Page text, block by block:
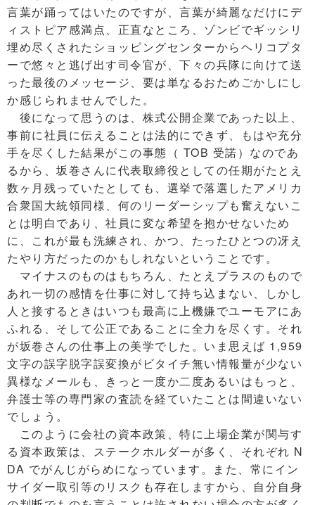
言葉が踊ってはいたのですが、言葉が綺麗なだけにデ
ィストピア感満点、正直なところ、ゾンビでギッシリ
埋め尽くされたショッピングセンターからヘリコプタ
ーで悠々と逃げ出す司令官が、下々の兵隊に向けて送
った最後のメッセージ、要は単なるおためごかしにし
か感じられませんでした。
後になって思うのは、株式公開企業であった以上、
事前に社員に伝えることは法的にできず、もはや充分
手を尽くした結果がこの事態（ TOB 受諾）なのであ
るから、坂巻さんに代表取締役としての任期がたとえ
数ヶ月残っていたとしても、選挙で落選したアメリカ
合衆国大統領同様、何のリーダーシップも奮えないこ
とは明白であり、社員に変な希望を抱かせないため
に、これが最も洗練され、かつ、たったひとつの冴え
たやり方だったのかもしれないということです。
マイナスのものはもちろん、たとえプラスのもので
あれ一切の感情を仕事に対して持ち込まない、しかし
人と接するときはいつも最高に上機嫌でユーモアにあ
ふれる、そして公正であることに全力を尽くす。それ
が坂巻さんの仕事上の美学でした。いま思えば 1,959
文字の誤字脱字誤変換がビタイチ無い情報量が少ない
異様なメールも、きっと一度か二度あるいはもっと、
弁護士等の専門家の査読を経ていたことは間違いない
でしょう。
このように会社の資本政策、特に上場企業が関与す
る資本政策は、ステークホルダーが多く、それぞれ N
DA でがんじがらめになっています。また、常にイン
サイダー取引等のリスクも存在しますから、自分自身